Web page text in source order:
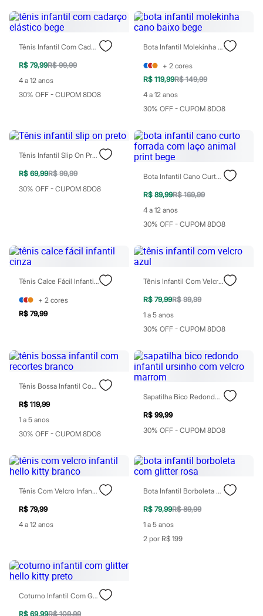
Cuidados com o rosto
Esfoliante
Hidratante
Protetor solar
Maquiagens
Base
Blush
Pó facial
Sombras
Al Wataniah
Banderas
Beleza C&A
Boca Rosa
Bruna Tavares
Lancôme
Mari Maria
Mascavo
Niina Secrets
Payot
Rabanne
Real Techniques
Perfumes
Perfumes femininos
Perfumes infantis
Perfumes masculinos
Mindse7
Novidades
Calças
Jeans
Saias
Shorts e Bermudas
T-shirt
Acessórios
Alfaiataria
Plus size
Special Basics
Novidades
Feminino
Tênis Infantil Com Cadarço Elástico Bege
R$ 79,99R$ 99,99
4 a 12 anos
30% OFF - CUPOM 8DO8
Bota Infantil Molekinha Cano Baixo Bege
+ 2 cores
R$ 119,99R$ 149,99
4 a 12 anos
30% OFF - CUPOM 8DO8
Tênis Infantil Slip On Preto
R$ 69,99R$ 99,99
30% OFF - CUPOM 8DO8
Bota Infantil Cano Curto Forrada Com Laço Animal Print Bege
R$ 89,99R$ 169,99
4 a 12 anos
30% OFF - CUPOM 8DO8
Tênis Calce Fácil Infantil Cinza
+ 2 cores
R$ 79,99
Tênis Infantil Com Velcro Azul
R$ 79,99R$ 99,99
1 a 5 anos
30% OFF - CUPOM 8DO8
Tênis Bossa Infantil Com Recortes Branco
R$ 119,99
1 a 5 anos
30% OFF - CUPOM 8DO8
Sapatilha Bico Redondo Infantil Ursinho Com Velcro Marrom
R$ 99,99
30% OFF - CUPOM 8DO8
Tênis Com Velcro Infantil Hello Kitty Branco
R$ 79,99
4 a 12 anos
Bota Infantil Borboleta Com Glitter Rosa
R$ 79,99R$ 89,99
1 a 5 anos
2 por R$ 199
Coturno Infantil Com Glitter Hello Kitty Preto
R$ 69,99R$ 109,99